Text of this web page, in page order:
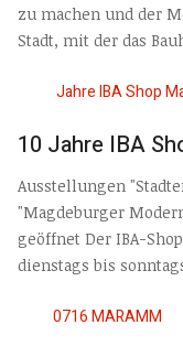
zu machen und der
Stadt, mit der das
10 Jahre IBA
Ausstellungen
"Magdeburger
geöffnet Der IBA-
dienstags bis